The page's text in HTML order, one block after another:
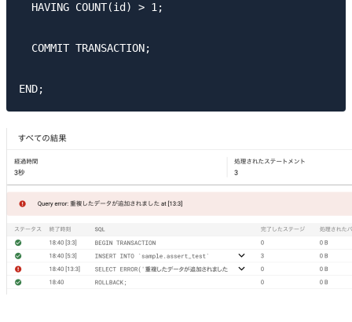
  HAVING COUNT(id) > 1;
  COMMIT TRANSACTION;